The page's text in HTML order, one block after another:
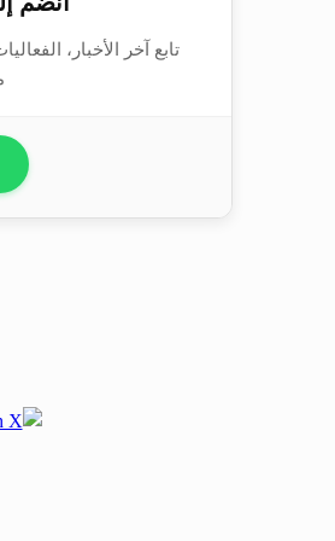
تابع آخر الأخبار،